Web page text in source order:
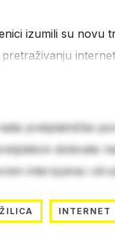
izumili su novu
pretplatničke
dobivate
intervjuima i
INTERNET